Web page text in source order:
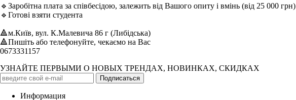
🔹Заробітна плата за співбесідою, залежить від Вашого опиту і вмінь (від 25 000 грн)
🔹Готові взяти студента
🔺м.Київ, вул. К.Малевича 86 г (Либідська)
🔺Пишіть або телефонуйте, чекаємо на Вас
0673331157
УЗНАЙТЕ ПЕРВЫМИ О НОВЫХ ТРЕНДАХ, НОВИНКАХ, СКИДКАХ
Информация